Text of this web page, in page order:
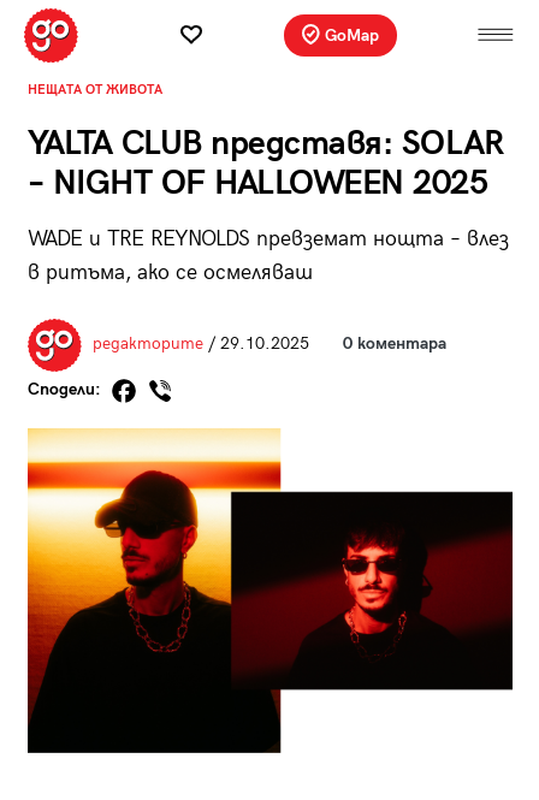
GoMap
НЕЩАТА ОТ ЖИВОТА
YALTA CLUB представя: SOLAR
– NIGHT OF HALLOWEEN 2025
WADE и TRE REYNOLDS превземат нощта – влез
в ритъма, ако се осмеляваш
редакторите/ 29.10.2025 0 коментара
Сподели: